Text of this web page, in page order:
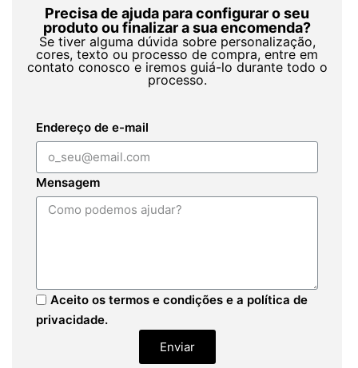
Precisa de ajuda para configurar o seu
produto ou finalizar a sua encomenda?
Se tiver alguma dúvida sobre personalização,
cores, texto ou processo de compra, entre em
contato conosco e iremos guiá-lo durante todo o
processo.
Endereço de e-mail
Mensagem
Aceito os termos e condições e a política de
privacidade.
Enviar